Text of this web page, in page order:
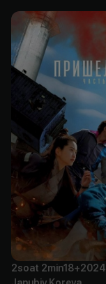
2soat 2min18+2024